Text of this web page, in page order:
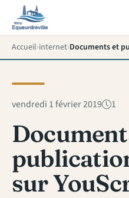
Accueil internet Documents et
vendredi 1 février 2019 1
sur